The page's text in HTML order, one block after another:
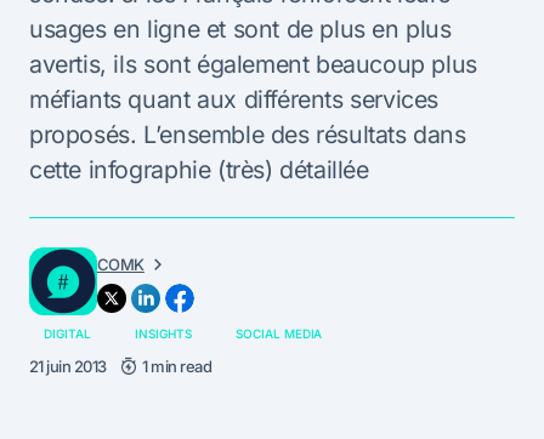
usages en ligne et sont de plus en plus
avertis, ils sont également beaucoup plus
méfiants quant aux différents services
proposés. L’ensemble des résultats dans
cette infographie (très) détaillée
COMK
DIGITAL INSIGHTS SOCIAL MEDIA
21 juin 2013 1 min read